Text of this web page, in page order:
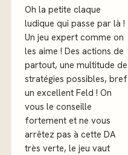
Oh la petite claque
ludique qui passe par là !
Un jeu expert comme on
les aime ! Des actions de
partout, une multitude de
stratégies possibles, bref
un excellent Feld ! On
vous le conseille
fortement et ne vous
arrêtez pas à cette DA
très verte, le jeu vaut